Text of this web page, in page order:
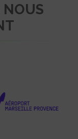
NOUS